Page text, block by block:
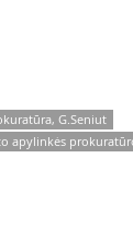
G.Seniut
apylinkės